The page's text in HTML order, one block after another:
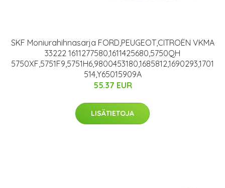
SKF Moniurahihnasarja FORD,PEUGEOT,CITROËN VKMA
33222 1611277580,1611425680,5750QH
5750XF,5751F9,5751H6,9800453180,1685812,1690293,1701
514,Y65015909A
55.37 EUR
LISÄTIETOJA